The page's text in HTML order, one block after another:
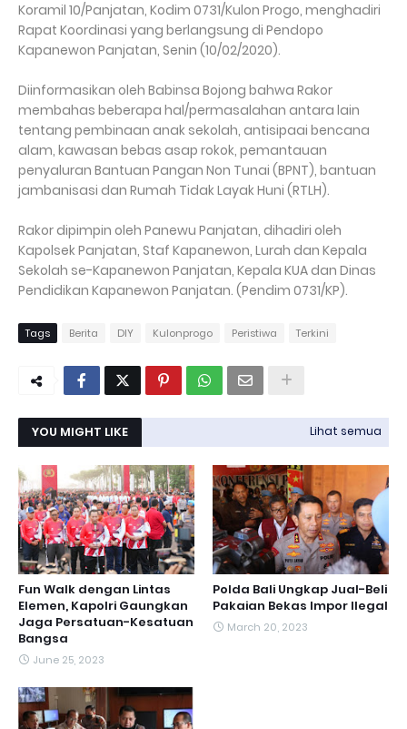
Koramil 10/Panjatan, Kodim 0731/Kulon Progo, menghadiri
Rapat Koordinasi yang berlangsung di Pendopo
Kapanewon Panjatan, Senin (10/02/2020).
Diinformasikan oleh Babinsa Bojong bahwa Rakor
membahas beberapa hal/permasalahan antara lain
tentang pembinaan anak sekolah, antisipaai bencana
alam, kawasan bebas asap rokok, pemantauan
penyaluran Bantuan Pangan Non Tunai (BPNT), bantuan
jambanisasi dan Rumah Tidak Layak Huni (RTLH).
Rakor dipimpin oleh Panewu Panjatan, dihadiri oleh
Kapolsek Panjatan, Staf Kapanewon, Lurah dan Kepala
Sekolah se-Kapanewon Panjatan, Kepala KUA dan Dinas
Pendidikan Kapanewon Panjatan. (Pendim 0731/KP).
Tags Berita DIY Kulonprogo Peristiwa Terkini
YOU MIGHT LIKE Lihat semua
Fun Walk dengan Lintas
Elemen, Kapolri Gaungkan
Jaga Persatuan-Kesatuan
Bangsa
June 25, 2023
Polda Bali Ungkap Jual-Beli
Pakaian Bekas Impor Ilegal
March 20, 2023